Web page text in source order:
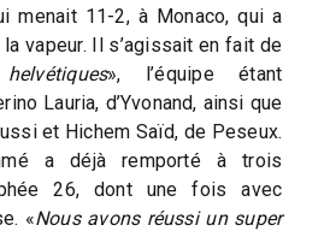
menait 11-2, à Monaco, qui a
vapeur. Il s’agissait en fait de
», l’équipe étant
Lauria, d’Yvonand, ainsi que
et Hichem Saïd, de Peseux.
a déjà remporté à trois
26, dont une fois avec
«Nous avons réussi un super